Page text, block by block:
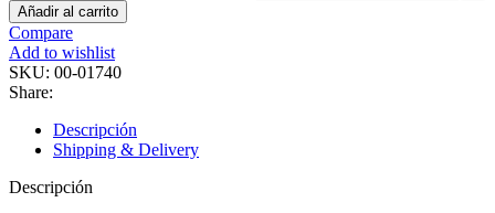
Añadir al carrito
Compare
Add to wishlist
SKU: 00-01740
Share:
Descripción
Shipping & Delivery
Descripción